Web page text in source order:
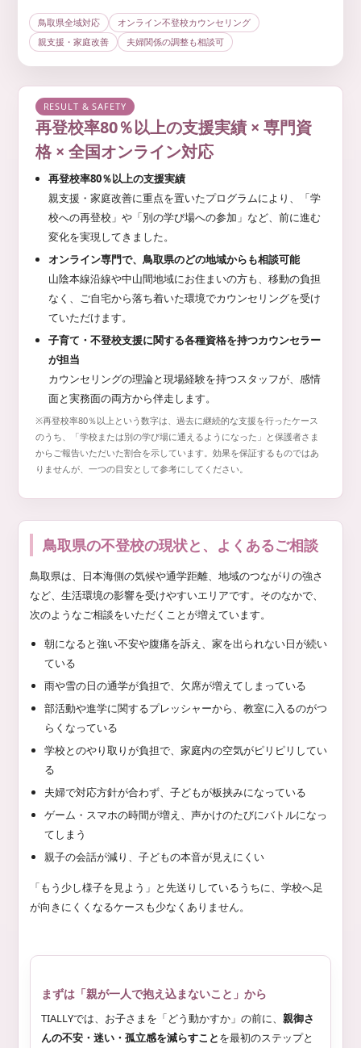
お
い
。
鳥取県全域対応
オンライン不登校カウンセリング
親支援・家庭改善
夫婦関係の調整も相談可
RESULT & SAFETY
再登校率80％以上の支援実績 × 専門資
格 × 全国オンライン対応
再登校率80％以上の支援実績
親支援・家庭改善に重点を置いたプログラムにより、「学
校への再登校」や「別の学び場への参加」など、前に進む
変化を実現してきました。
オンライン専門で、鳥取県のどの地域からも相談可能
山陰本線沿線や中山間地域にお住まいの方も、移動の負担
なく、ご自宅から落ち着いた環境でカウンセリングを受け
ていただけます。
子育て・不登校支援に関する各種資格を持つカウンセラー
が担当
カウンセリングの理論と現場経験を持つスタッフが、感情
面と実務面の両方から伴走します。
※再登校率80％以上という数字は、過去に継続的な支援を行ったケース
のうち、「学校または別の学び場に通えるようになった」と保護者さま
からご報告いただいた割合を示しています。効果を保証するものではあ
りませんが、一つの目安として参考にしてください。
鳥取県の不登校の現状と、よくあるご相談
鳥取県は、日本海側の気候や通学距離、地域のつながりの強さ
など、生活環境の影響を受けやすいエリアです。そのなかで、
次のようなご相談をいただくことが増えています。
朝になると強い不安や腹痛を訴え、家を出られない日が続い
ている
雨や雪の日の通学が負担で、欠席が増えてしまっている
部活動や進学に関するプレッシャーから、教室に入るのがつ
らくなっている
学校とのやり取りが負担で、家庭内の空気がピリピリしてい
る
夫婦で対応方針が合わず、子どもが板挟みになっている
ゲーム・スマホの時間が増え、声かけのたびにバトルになっ
てしまう
親子の会話が減り、子どもの本音が見えにくい
「もう少し様子を見よう」と先送りしているうちに、学校へ足
が向きにくくなるケースも少なくありません。
まずは「親が一人で抱え込まないこと」から
TIALLYでは、お子さまを「どう動かすか」の前に、親御さ
んの不安・迷い・孤立感を減らすことを最初のステップと